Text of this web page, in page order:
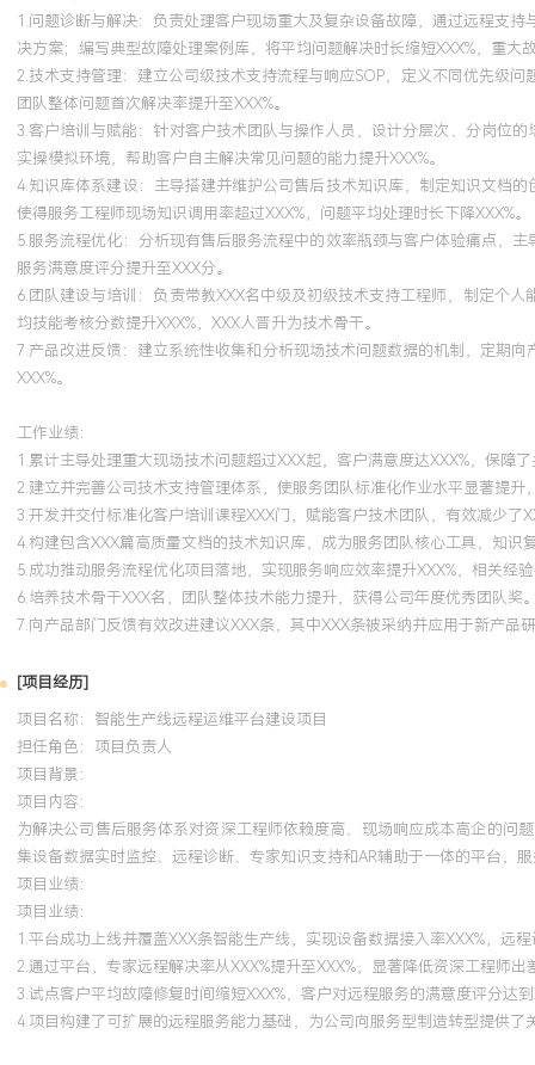
特质：结果导向，具备强烈的责任心与出色的跨部门协调能力，能
动问题闭环，致力于通过技术服务创造客户价值与提升公司品牌口碑
培训经历
2024-09 -2025-12 岗湾培训中心
获得PMP项目管理专业人士资格认证。将项目管理知识体系应用于
及远程运维平台建设项目中，通过明确项目范围、制定详细计划并
项目目标清晰、资源分配合理。运用风险管理方法，提前识别项目
略，成功推动项目按期上线，项目整体周期缩短XXX%，问题解决率
1.问题诊断与解决：负责处理客户现场重大及复杂设备故障，通过远程支
决方案；编写典型故障处理案例库，将平均问题解决时长缩短XXX%，重大
2.技术支持管理：建立公司级技术支持流程与响应SOP，定义不同优先级
团队整体问题首次解决率提升至XXX%。
3.客户培训与赋能：针对客户技术团队与操作人员，设计分层次、分岗位
实操模拟环境，帮助客户自主解决常见问题的能力提升XXX%。
4.知识库体系建设：主导搭建并维护公司售后技术知识库，制定知识文档
使得服务工程师现场知识调用率超过XXX%，问题平均处理时长下降XXX%。
5.服务流程优化：分析现有售后服务流程中的效率瓶颈与客户体验痛点，
服务满意度评分提升至XXX分。
6.团队建设与培训：负责带教XXX名中级及初级技术支持工程师，制定个
均技能考核分数提升XXX%，XXX人晋升为技术骨干。
7.产品改进反馈：建立系统性收集和分析现场技术问题数据的机制，定期
XXX%。
工作业绩：
1.累计主导处理重大现场技术问题超过XXX起，客户满意度达XXX%，保障
2.建立并完善公司技术支持管理体系，使服务团队标准化作业水平显著提升
3.开发并交付标准化客户培训课程XXX门，赋能客户技术团队，有效减少了
4.构建包含XXX篇高质量文档的技术知识库，成为服务团队核心工具，知识
5.成功推动服务流程优化项目落地，实现服务响应效率提升XXX%，相关经
6.培养技术骨干XXX名，团队整体技术能力提升，获得公司年度优秀团队奖
7.向产品部门反馈有效改进建议XXX条，其中XXX条被采纳并应用于新产品
[项目经历]
项目名称：智能生产线远程运维平台建设项目
担任角色： 项目负责人
项目背景：
项目内容：
为解决公司售后服务体系对资深工程师依赖度高、现场响应成本高企的问
集设备数据实时监控、远程诊断、专家知识支持和AR辅助于一体的平台，
项目业绩：
项目业绩：
1.平台成功上线并覆盖XXX条智能生产线，实现设备数据接入率XXX%，远
2.通过平台，专家远程解决率从XXX%提升至XXX%，显著降低资深工程师
3.试点客户平均故障修复时间缩短XXX%，客户对远程服务的满意度评分达
4.项目构建了可扩展的远程服务能力基础，为公司向服务型制造转型提供了